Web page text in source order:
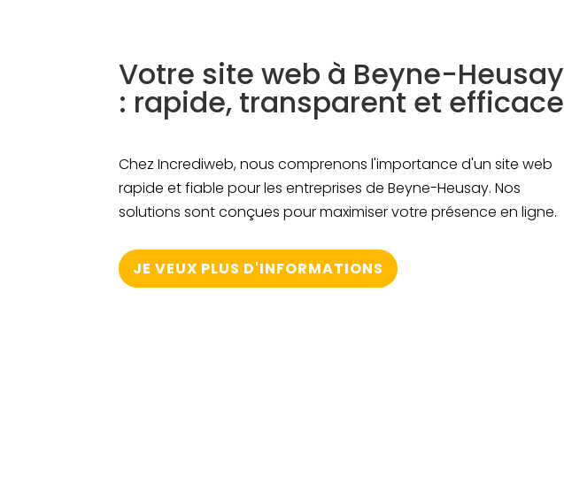
Votre site web à Beyne-Heusay
: rapide, transparent et efficace
Chez Incrediweb, nous comprenons l'importance d'un site web
rapide et fiable pour les entreprises de Beyne-Heusay. Nos
solutions sont conçues pour maximiser votre présence en ligne.
JE VEUX PLUS D'INFORMATIONS